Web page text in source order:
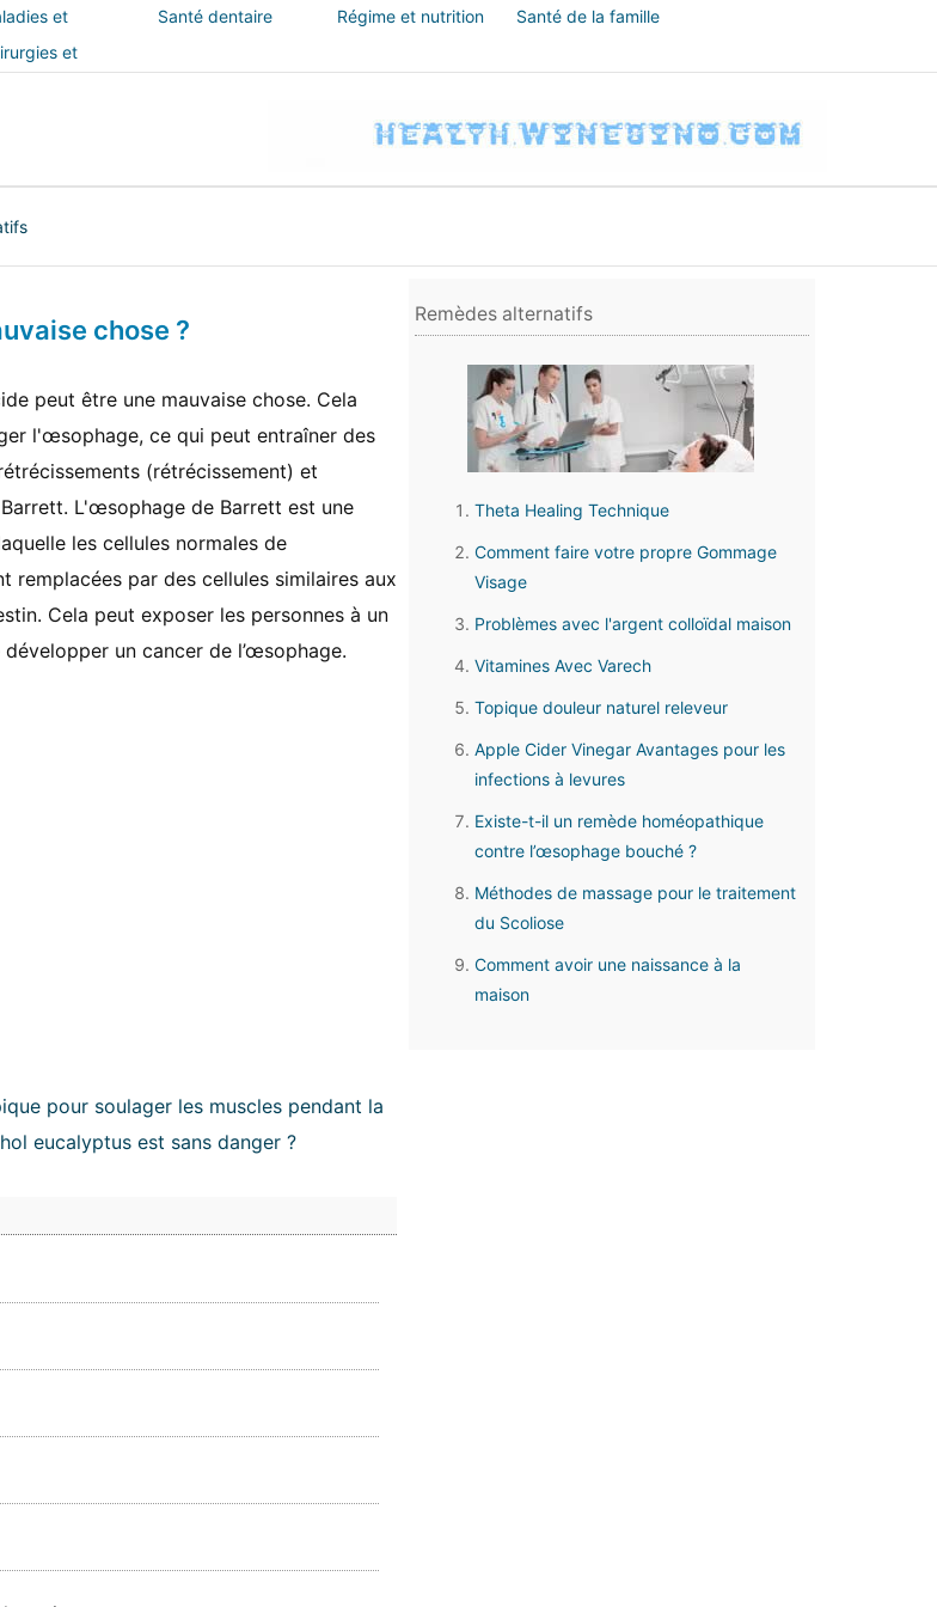
et
Santé dentaire Régime et nutrition
Santé de la famille
et
chose ?
peut être une mauvaise chose. Cela
l'œsophage, ce qui peut entraîner des
(rétrécissement) et
L'œsophage de Barrett est une
les cellules normales de
remplacées par des cellules similaires aux
Cela peut exposer les personnes à un
un cancer de l’œsophage.
pour soulager les muscles pendant la
eucalyptus est sans danger ?
Remèdes alternatifs
Theta Healing Technique
Comment faire votre propre Gommage
Visage
Problèmes avec l'argent colloïdal maison
Vitamines Avec Varech
Topique douleur naturel releveur
Apple Cider Vinegar Avantages pour les
infections à levures
Existe-t-il un remède homéopathique
contre l’œsophage bouché ?
Méthodes de massage pour le traitement
du Scoliose
Comment avoir une naissance à la
maison